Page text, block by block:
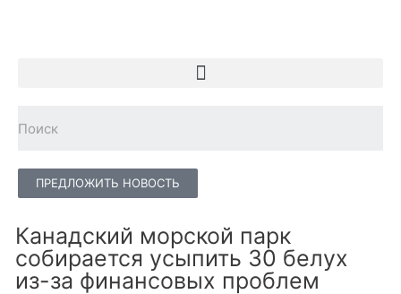
ПРЕДЛОЖИТЬ НОВОСТЬ
Канадский морской парк
собирается усыпить 30 белух
из-за финансовых проблем